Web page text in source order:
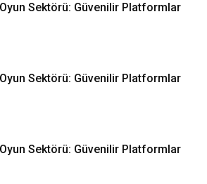
Oyun Sektörü: Güvenilir Platformlar
Oyun Sektörü: Güvenilir Platformlar
Oyun Sektörü: Güvenilir Platformlar